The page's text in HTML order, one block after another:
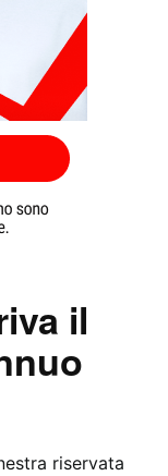
il
riservata